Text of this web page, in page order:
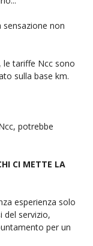
non
le tariffe Ncc sono
sulla base km.
potrebbe
CI METTE LA
esperienza solo
del servizio,
per un